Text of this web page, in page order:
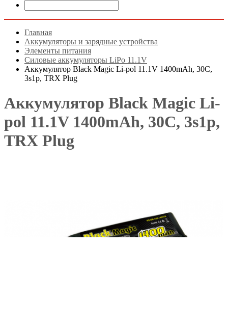
Главная
Аккумуляторы и зарядные устройства
Элементы питания
Силовые аккумуляторы LiPo 11.1V
Аккумулятор Black Magic Li-pol 11.1V 1400mAh, 30C,
3s1p, TRX Plug
Аккумулятор Black Magic Li-
pol 11.1V 1400mAh, 30C, 3s1p,
TRX Plug